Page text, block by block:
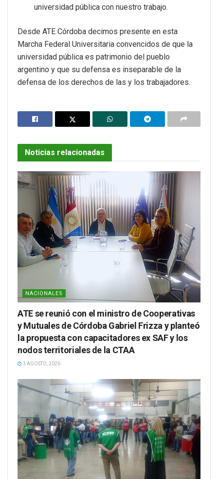
universidad pública con nuestro trabajo.
Desde ATE Córdoba decimos presente en esta
Marcha Federal Universitaria convencidos de que la
universidad pública es patrimonio del pueblo
argentino y que su defensa es inseparable de la
defensa de los derechos de las y los trabajadores.
Noticias relacionadas
NACIONALES
ATE se reunió con el ministro de Cooperativas
y Mutuales de Córdoba Gabriel Frizza y planteó
la propuesta con capacitadores ex SAF y los
nodos territoriales de la CTAA
3 AGOSTO, 2026